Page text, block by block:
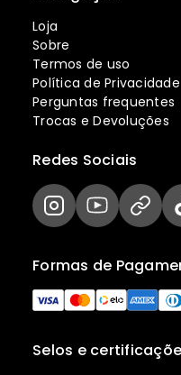
Loja
Sobre
Termos de uso
Política de Privacidade
Perguntas frequentes
Trocas e Devoluções
Selos e
Formas de
Redes Sociais